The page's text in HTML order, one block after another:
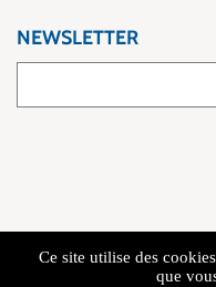
NEWSLETTER
Ce site utilise des
que